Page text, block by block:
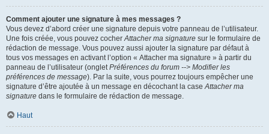
Comment ajouter une signature à mes messages ?
Vous devez d’abord créer une signature depuis votre panneau de l’utilisateur.
Une fois créée, vous pouvez cocherAttacher ma signature sur le formulaire de
rédaction de message. Vous pouvez aussi ajouter la signature par défaut à
tous vos messages en activant l’option « Attacher ma signature » à partir du
panneau de l’utilisateur (ongletPréférences du forum --> Modifier les
préférences de message). Par la suite, vous pourrez toujours empêcher une
signature d’être ajoutée à un message en décochant la caseAttacher ma
signature dans le formulaire de rédaction de message.
Haut